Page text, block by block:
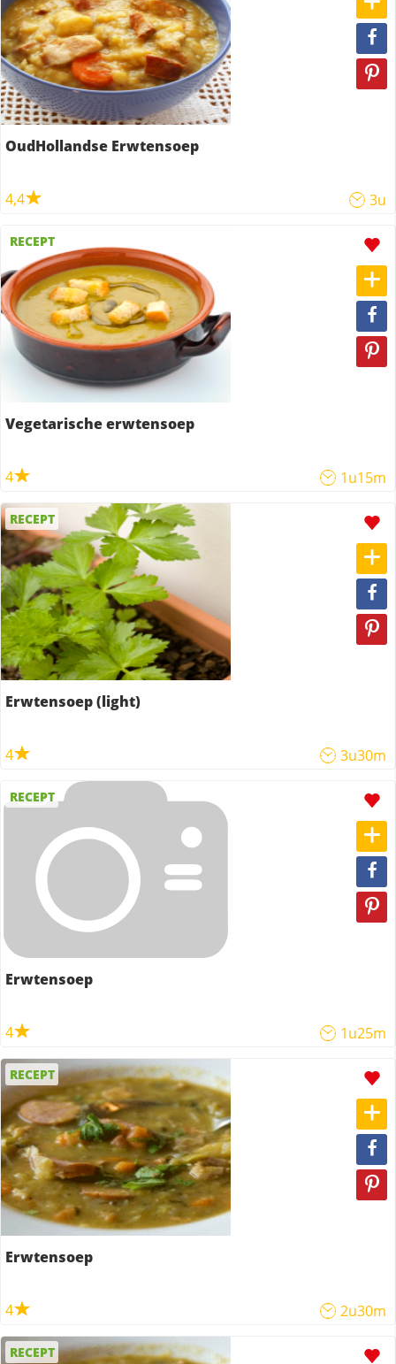
OudHollandse Erwtensoep
4,4 3u
RECEPT
Vegetarische erwtensoep
4 1u15m
RECEPT
Erwtensoep (light)
4 3u30m
RECEPT
Erwtensoep
4 1u25m
RECEPT
Erwtensoep
4 2u30m
RECEPT